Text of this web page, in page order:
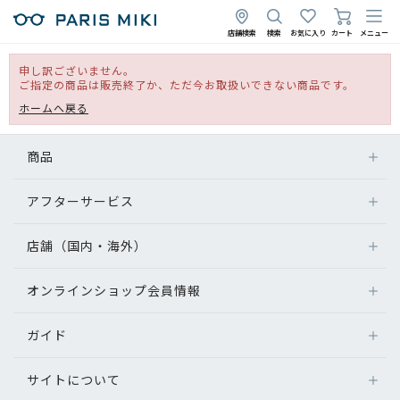
店舗検索 検索 お気に入り カート メニュー
申し訳ございません。
ご指定の商品は販売終了か、ただ今お取扱いできない商品です。
ホームへ戻る
商品
アフターサービス
店舗（国内・海外）
オンラインショップ会員情報
ガイド
サイトについて